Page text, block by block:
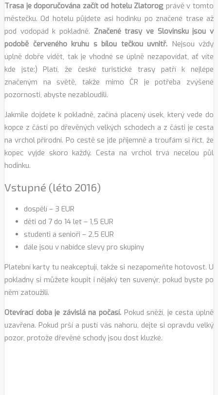
Trasa je doporučována začít od hotelu Zlatorog právě v tomto
městečku. Od hotelu půjdete asi hodinku po značené trase až
pod vodopád k pokladně. Značené trasy ve Slovinsku jsou v
podobě červeného kruhu s bílou tečkou uvnitř. Nejsou vždy
úplně dobře vidět, tak je vhodné se úplně nezapovídat, ať víte
kde jste:) Platí, že české turistické trasy patří k nejlépe
značeným na světě, takže mimo ČR je potřeba zvýšené
pozornosti, abyste nezabloudili.
Jakmile dojdete k pokladně, začíná placený úsek, který vede do
kopce z části po dřevěných velkých schodech a z části je cesta
na vrchol přírodní. Po cestě se jde příjemně a troufám si říct, že
kopec vyjde skoro každý. Cesta na vrchol trvá necelou půl
hodinku.
Vstupné (léto 2016)
dospělí – 3 EUR
děti od 7 do 14 let – 1,5 EUR
studenti a senioři – 2,5 EUR
dále jsou v nabídce slevy pro skupiny
Platební karty tu neakceptují, takže si nezapomeňte hotovost. U
pokladny si můžete koupit i nějaký ten suvenýr, pokud byste po
něm zatoužili.
Otevírací doba je závislá na počasí. Pokud sněží, je cesta úplně
uzavřena. Pokud prší a pustí vás nahoru, dejte si opravdu velký
pozor, protože dřevěné schody jsou dost kluzké.